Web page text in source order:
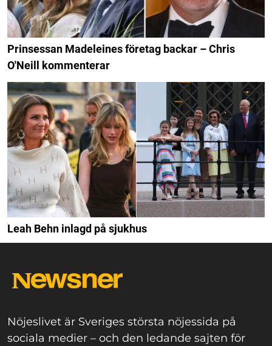
Prinsessan Madeleines företag backar – Chris
O'Neill kommenterar
Leah Behn inlagd på sjukhus
Nöjeslivet är Sveriges största nöjessida på
sociala medier – och den ledande sajten för